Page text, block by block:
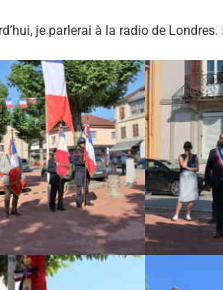
je parlerai à la radio de Londres.